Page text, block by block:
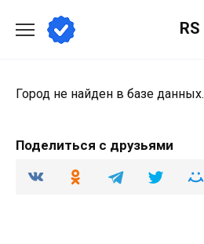
содержанию
RS
Город не найден в базе данных.
Поделиться с друзьями